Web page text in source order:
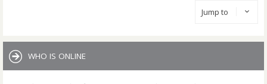
Jump to
WHO IS ONLINE